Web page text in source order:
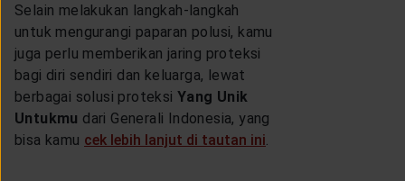
Selain melakukan langkah-langkah
untuk mengurangi paparan polusi, kamu
juga perlu memberikan jaring proteksi
bagi diri sendiri dan keluarga, lewat
berbagai solusi proteksi Yang Unik
Untukmu dari Generali Indonesia, yang
bisa kamu cek lebih lanjut di tautan ini